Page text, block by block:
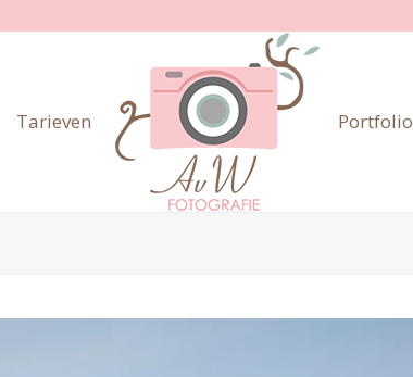
Tarieven Portfolio